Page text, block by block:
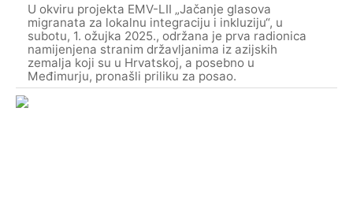
U okviru projekta EMV-LII „Jačanje glasova
migranata za lokalnu integraciju i inkluziju“, u
subotu, 1. ožujka 2025., održana je prva radionica
namijenjena stranim državljanima iz azijskih
zemalja koji su u Hrvatskoj, a posebno u
Međimurju, pronašli priliku za posao.